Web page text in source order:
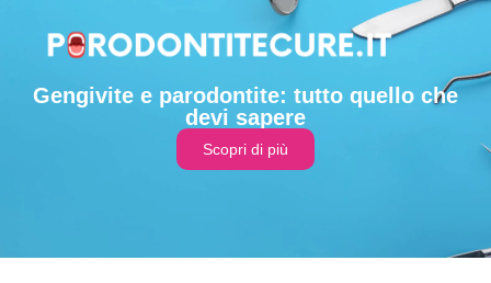
Gengivite e parodontite: tutto quello che
devi sapere
Scopri di più